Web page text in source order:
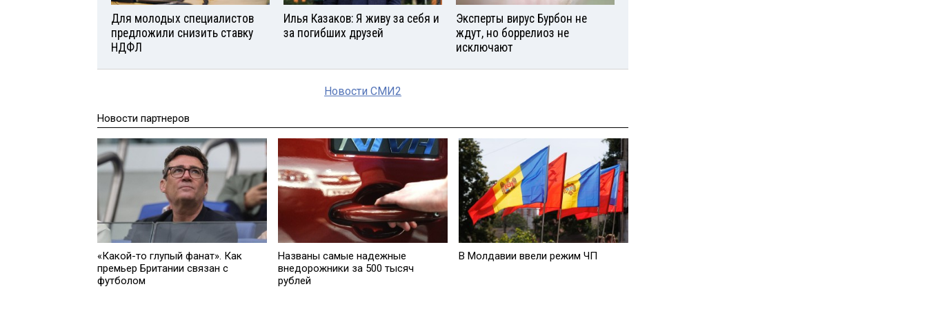
Для молодых специалистов
предложили снизить ставку
НДФЛ
Илья Казаков: Я живу за себя и
за погибших друзей
Эксперты вирус Бурбон не
ждут, но боррелиоз не
исключают
Новости СМИ2
Новости партнеров
«Какой-то глупый фанат». Как
премьер Британии связан с
футболом
Названы самые надежные
внедорожники за 500 тысяч
рублей
В Молдавии ввели режим ЧП